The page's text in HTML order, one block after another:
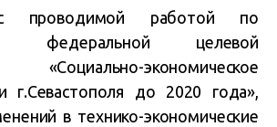
проводимой работой по
федеральной целевой
экономическое
г.Севастополя до 2020 года»,
в технико-экономические